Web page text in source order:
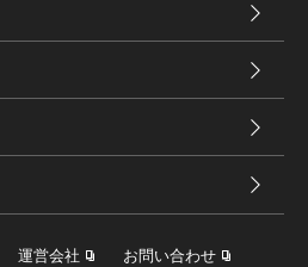
運営会社 お問い合わせ